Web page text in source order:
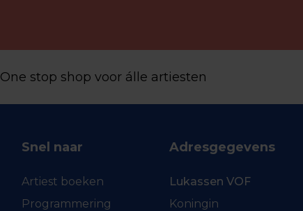
One stop shop voor álle artiesten
Snel naar
Artiest boeken
Programmering
Adresgegevens
Lukassen VOF
Koningin